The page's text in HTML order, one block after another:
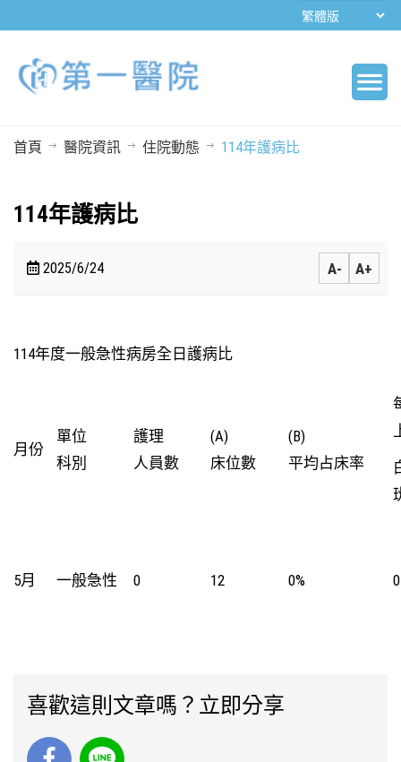
首頁 醫院資訊 住院動態 114年護病比
114年護病比
2025/6/24 A- A+
114年度一般急性病房全日護病比
月份
單位
科別
護理
人員數
(A)
床位數
(B)
平均占床率
5月 一般急性 0 12 0% 0
喜歡這則文章嗎？立即分享